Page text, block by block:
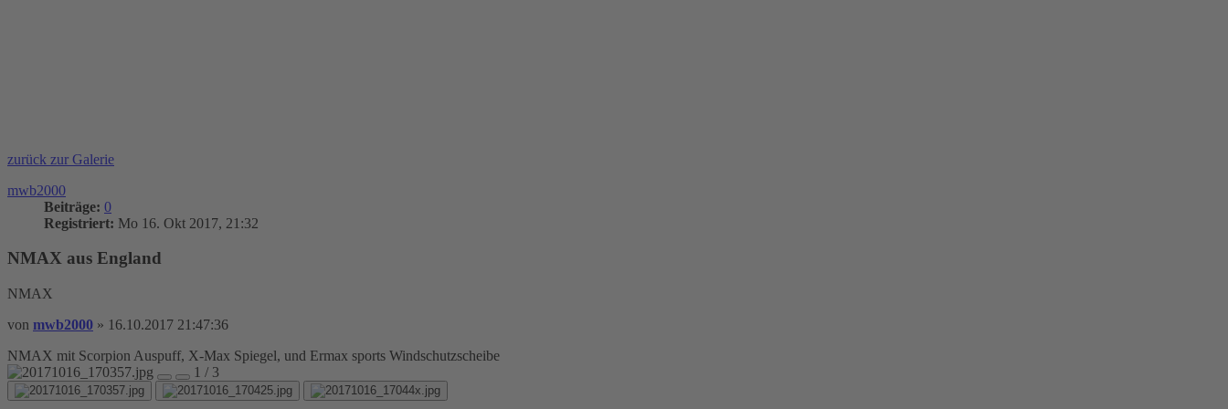
zurück zur Galerie
mwb2000
Beiträge: 0
Registriert: Mo 16. Okt 2017, 21:32
NMAX aus England
NMAX
von mwb2000 » 16.10.2017 21:47:36
NMAX mit Scorpion Auspuff, X-Max Spiegel, und Ermax sports Windschutzscheibe
1 / 3